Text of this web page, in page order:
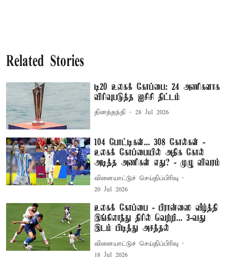
Related Stories
டி20 உலகக் கோப்பை: 24 அணிகளாக
விரிவுபடுத்த ஐசிசி திட்டம்
தினத்தந்தி 28 Jul 2026
104 போட்டிகள்... 308 கோல்கள் -
உலகக் கோப்பையில் அதிக கோல்
அடித்த அணிகள் எது? - முழு விவரம்
விளையாட்டுச் செய்திப்பிரிவு
20 Jul 2026
உலகக் கோப்பை - பிரான்ஸை வீழ்த்தி
இங்கிலாந்து திரில் வெற்றி... 3-வது
இடம் பிடித்து அசத்தல்
விளையாட்டுச் செய்திப்பிரிவு
18 Jul 2026